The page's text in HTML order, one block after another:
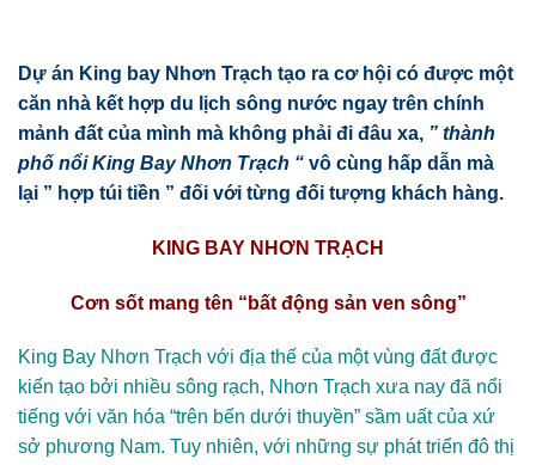
Dự án King bay Nhơn Trạch tạo ra cơ hội có được một
căn nhà kết hợp du lịch sông nước ngay trên chính
mảnh đất của mình mà không phải đi đâu xa, ” thành
phố nổi King Bay Nhơn Trạch “ vô cùng hấp dẫn mà
lại ” hợp túi tiền ” đối với từng đối tượng khách hàng.
KING BAY NHƠN TRẠCH
Cơn sốt mang tên “bất động sản ven sông”
King Bay Nhơn Trạch với địa thế của một vùng đất được
kiến tạo bởi nhiều sông rạch, Nhơn Trạch xưa nay đã nổi
tiếng với văn hóa “trên bến dưới thuyền” sầm uất của xứ
sở phương Nam. Tuy nhiên, với những sự phát triển đô thị